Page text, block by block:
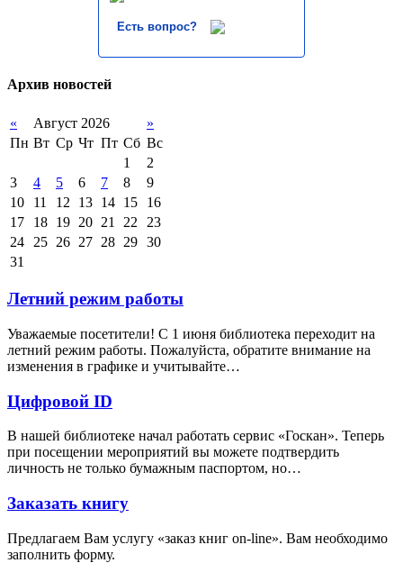
Есть вопрос?
Архив новостей
« Август 2026
»
Пн Вт Ср Чт Пт Сб Вс
1
2
3
4 5 6 7 8
9
10
11 12 13 14 15
16
17
18 19 20 21 22
23
24
25 26 27 28 29 30
31
Летний режим работы
Уважаемые посетители! С 1 июня библиотека переходит на
летний режим работы. Пожалуйста, обратите внимание на
изменения в графике и учитывайте…
Цифровой ID
В нашей библиотеке начал работать сервис «Госкан». Теперь
при посещении мероприятий вы можете подтвердить
личность не только бумажным паспортом, но…
Заказать книгу
Предлагаем Вам услугу «заказ книг on-line». Вам необходимо
заполнить форму.